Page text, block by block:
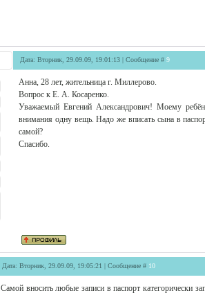
Дата: Вторник, 29.09.09, 19:01:13 | Сообщение # 9
Анна, 28 лет, жительница г. Миллерово.
Вопрос к Е. А. Косаренко.
Уважаемый Евгений Александрович! Моему
внимания одну вещь. Надо же вписать сына в
самой?
Спасибо.
Дата: Вторник, 29.09.09, 19:05:21 | Сообщение # 10
Самой вносить любые записи в паспорт категорически